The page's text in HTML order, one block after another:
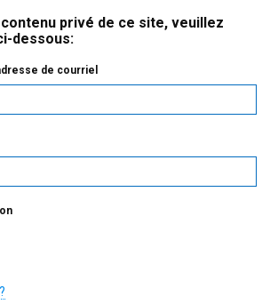
privé de ce site, veuillez
dessous:
de courriel